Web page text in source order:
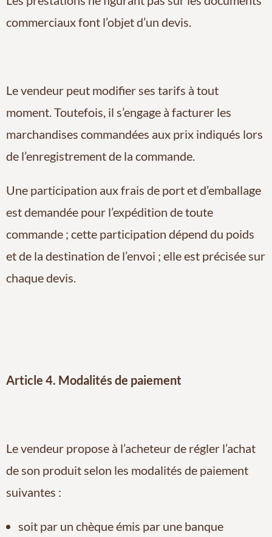
commerciaux font l’objet d’un devis.
Le vendeur peut modifier ses tarifs à tout
moment. Toutefois, il s’engage à facturer les
marchandises commandées aux prix indiqués lors
de l’enregistrement de la commande.
Une participation aux frais de port et d’emballage
est demandée pour l’expédition de toute
commande ; cette participation dépend du poids
et de la destination de l’envoi ; elle est précisée sur
chaque devis.
Article 4. Modalités de paiement
Le vendeur propose à l’acheteur de régler l’achat
de son produit selon les modalités de paiement
suivantes :
soit par un chèque émis par une banque